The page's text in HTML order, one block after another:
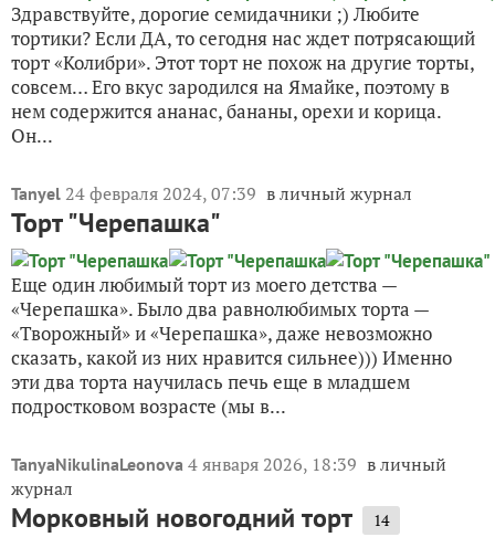
Здравствуйте, дорогие семидачники ;) Любите
тортики? Если ДА, то сегодня нас ждет потрясающий
торт «Колибри». Этот торт не похож на другие торты,
совсем… Его вкус зародился на Ямайке, поэтому в
нем содержится ананас, бананы, орехи и корица.
Он...
Tanyel 24 февраля 2024, 07:39 в личный журнал
Торт "Черепашка"
Еще один любимый торт из моего детства —
«Черепашка». Было два равнолюбимых торта —
«Творожный» и «Черепашка», даже невозможно
сказать, какой из них нравится сильнее))) Именно
эти два торта научилась печь еще в младшем
подростковом возрасте (мы в...
TanyaNikulinaLeonova 4 января 2026, 18:39 в личный
журнал
Морковный новогодний торт 14